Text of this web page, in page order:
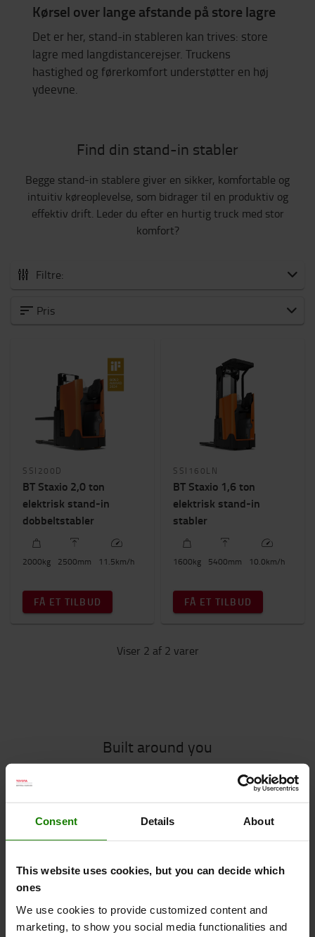
Consent Details About
This website uses cookies, but you can decide which
ones
We use cookies to provide customized content and
marketing, to show you social media functionalities and
Kørsel over lange afstande på store lagre
Det er her, stand-in stableren kan trives: store
lagre med langdistancerejser. Truckens
hastighed og førerkomfort understøtter en høj
ydeevne.
Find din stand-in stabler
Begge stand-in stablere giver en sikker, komfortable og
intuitiv køreoplevelse, som bidrager til en produktiv og
effektiv drift. Leder du efter en hurtig truck med stor
komfort?
Filtre:
Alle Stablere
Elektriske stand-in stablere
Kapacitet
Løftehøjde (mm)
5400mm
196000kr.
Byggehøjde
2400mm
Pris
SSI200D
BT Staxio 2,0 ton
elektrisk stand-in
dobbeltstabler
2000kg 2500mm 11.5km/h
FÅ ET TILBUD
SSI160LN
BT Staxio 1,6 ton
elektrisk stand-in
stabler
1600kg 5400mm 10.0km/h
FÅ ET TILBUD
Viser 2 af 2 varer
Built around you
Chassiset er designet omkring Li-Ion modulære
energiforbrug. Den er også bygget op omkring
føreren for at give en sikker, komfortabel og intuitiv
effektive operationer.